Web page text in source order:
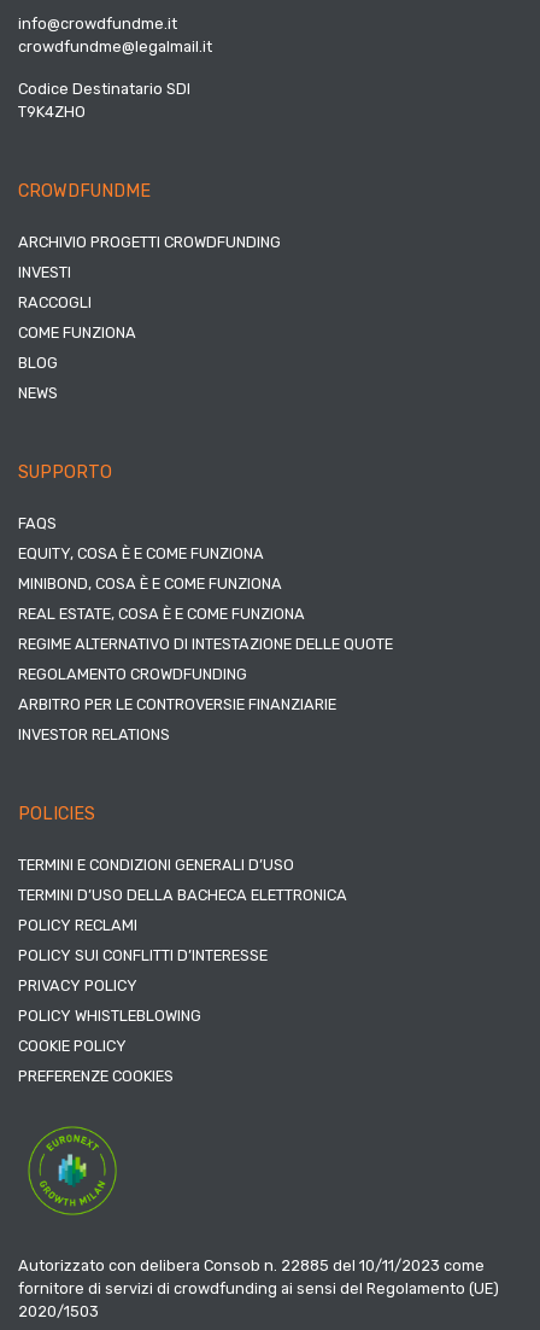
info@crowdfundme.it
crowdfundme@legalmail.it
Codice Destinatario SDI
T9K4ZHO
CROWDFUNDME
ARCHIVIO PROGETTI CROWDFUNDING
INVESTI
RACCOGLI
COME FUNZIONA
BLOG
NEWS
SUPPORTO
FAQS
EQUITY, COSA È E COME FUNZIONA
MINIBOND, COSA È E COME FUNZIONA
REAL ESTATE, COSA È E COME FUNZIONA
REGIME ALTERNATIVO DI INTESTAZIONE DELLE QUOTE
REGOLAMENTO CROWDFUNDING
ARBITRO PER LE CONTROVERSIE FINANZIARIE
INVESTOR RELATIONS
POLICIES
TERMINI E CONDIZIONI GENERALI D’USO
TERMINI D’USO DELLA BACHECA ELETTRONICA
POLICY RECLAMI
POLICY SUI CONFLITTI D’INTERESSE
PRIVACY POLICY
POLICY WHISTLEBLOWING
COOKIE POLICY
PREFERENZE COOKIES
Autorizzato con delibera Consob n. 22885 del 10/11/2023 come
fornitore di servizi di crowdfunding ai sensi del Regolamento (UE)
2020/1503